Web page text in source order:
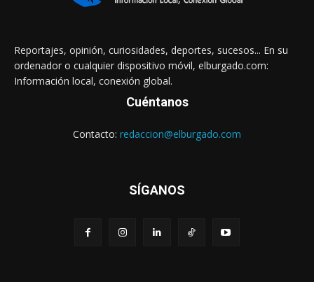
Reportajes, opinión, curiosidades, deportes, sucesos... En su
ordenador o cualquier dispositivo móvil, elburgado.com:
Información local, conexión global.
Cuéntanos
Contacto: redaccion@elburgado.com
SÍGANOS